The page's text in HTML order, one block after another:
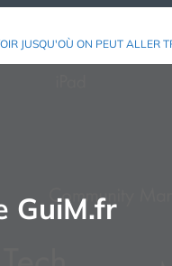
JUSQU'OÙ ON PEUT ALLER
GuiM.fr